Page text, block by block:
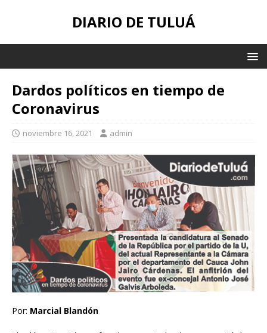
DIARIO DE TULUÁ
Dardos políticos en tiempo de
Coronavirus
noviembre 16, 2021 admin
Por: Marcial Blandón